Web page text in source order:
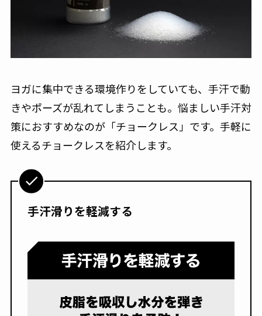
ヨガに集中できる環境作りをしていても、手汗で動
きやポーズが乱れてしまうことも。悩ましい手汗対
策におすすめなのが「チョークレス」です。手軽に
使えるチョークレスを紹介します。
手汗滑りを軽減する